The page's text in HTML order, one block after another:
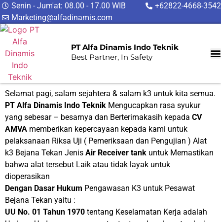
Senin - Jum'at: 08.00 - 17.00 WIB
+62822-4668-3542
Marketing@alfadinamis.com
PT Alfa Dinamis Indo Teknik
Best Partner, In Safety
Selamat pagi, salam sejahtera & salam k3 untuk kita semua.
PT Alfa Dinamis Indo Teknik Mengucapkan rasa syukur
yang sebesar – besarnya dan Berterimakasih kepada CV
AMVA memberikan kepercayaan kepada kami untuk
pelaksanaan Riksa Uji ( Pemeriksaan dan Pengujian ) Alat
k3 Bejana Tekan Jenis Air Receiver tank untuk Memastikan
bahwa alat tersebut Laik atau tidak layak untuk
dioperasikan
Dengan Dasar Hukum Pengawasan K3 untuk Pesawat
Bejana Tekan yaitu :
UU No. 01 Tahun 1970 tentang Keselamatan Kerja adalah